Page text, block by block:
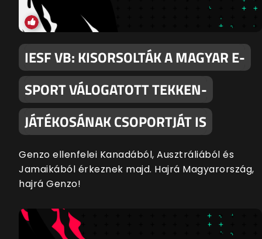
IESF VB: KISORSOLTÁK A MAGYAR E-
SPORT VÁLOGATOTT TEKKEN-
JÁTÉKOSÁNAK CSOPORTJÁT IS
Genzo ellenfelei Kanadából, Ausztráliából és
Jamaikából érkeznek majd. Hajrá Magyarország,
hajrá Genzo!